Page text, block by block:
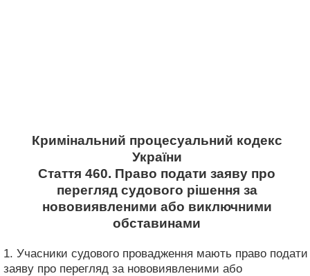
Кримінальний процесуальний кодекс
України
Стаття 460. Право подати заяву про
перегляд судового рішення за
нововиявленими або виключними
обставинами
1. Учасники судового провадження мають право подати
заяву про перегляд за нововиявленими або